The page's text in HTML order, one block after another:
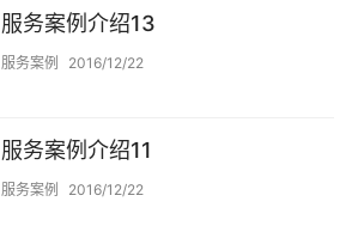
服务案例介绍13
服务案例 2016/12/22
服务案例介绍11
服务案例 2016/12/22